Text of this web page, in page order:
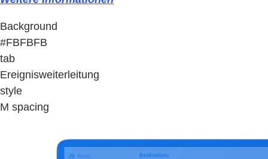
Background
#FBFBFB
tab
Ereignisweiterleitung
style
M spacing